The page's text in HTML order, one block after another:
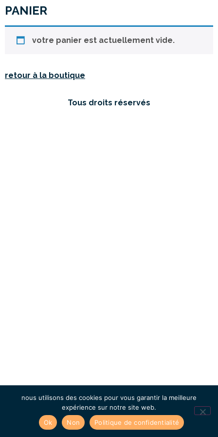
PANIER
votre panier est actuellement vide.
retour à la boutique
Tous droits réservés
nous utilisons des cookies pour vous garantir la meilleure
expérience sur notre site web.
Ok
Non Politique de confidentialité